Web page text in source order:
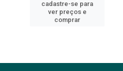
cadastre-se para
ver preços e
comprar